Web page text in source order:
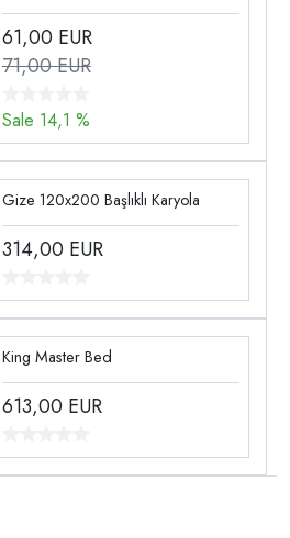
61,00 EUR
71,00 EUR
Sale 14,1 %
Gize 120x200 Başlıklı Karyola
314,00 EUR
King Master Bed
613,00 EUR